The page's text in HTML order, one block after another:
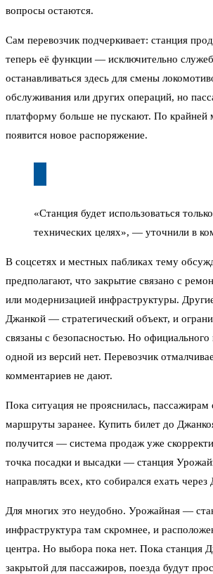
вопросы остаются.
Сам перевозчик подчеркивает: станция
теперь её функции — исключительно
останавливаться здесь для смены
обслуживания или других операций, но
платформу больше не пускают. По крайней
появится новое распоряжение.
«Станция будет использоваться
технических целях», — уточнили в
В соцсетях и местных пабликах тему
предполагают, что закрытие связано с
или модернизацией инфраструктуры.
Джанкой — стратегический объект, и
связаны с безопасностью. Но
одной из версий нет. Перевозчик
комментариев не дают.
Пока ситуация не прояснилась, пассажирам
маршруты заранее. Купить билет до
получится — система продаж уже
точка посадки и высадки — станция
направлять всех, кто собирался ехать
Для многих это неудобно. Урожайная —
инфраструктура там скромнее, и
центра. Но выбора пока нет. Пока станция
закрытой для пассажиров, поезда будут